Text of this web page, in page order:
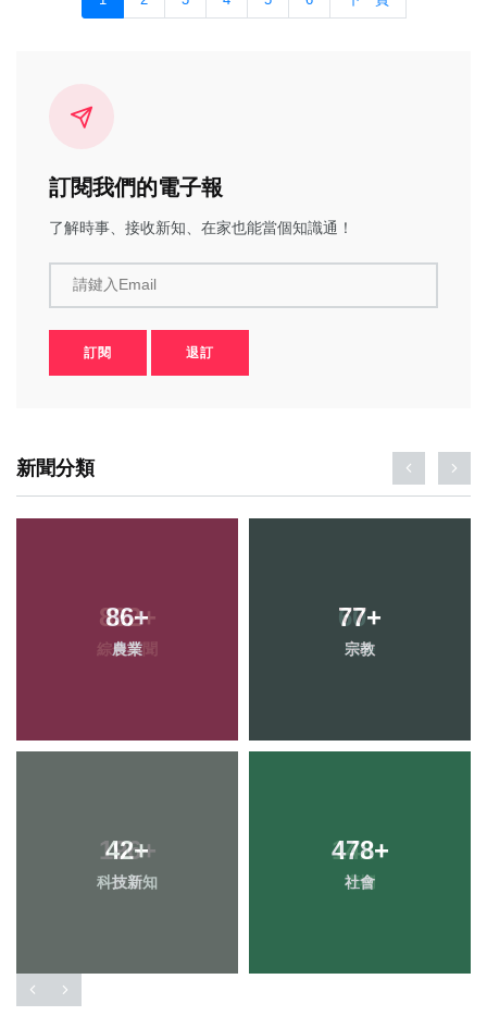
訂閱我們的電子報
了解時事、接收新知、在家也能當個知識通！
請鍵入Email
訂閱 退訂
新聞分類
86+
農業
77+
宗教
42+
科技新知
478+
社會